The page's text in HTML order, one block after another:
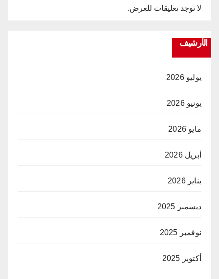
لا توجد تعليقات للعرض.
الأرشيف
يوليو 2026
يونيو 2026
مايو 2026
أبريل 2026
يناير 2026
ديسمبر 2025
نوفمبر 2025
أكتوبر 2025